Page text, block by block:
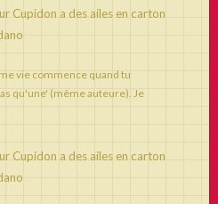
Cupidon a des ailes en carton
vie commence quand tu
qu'une' (même auteure). Je
Cupidon a des ailes en carton